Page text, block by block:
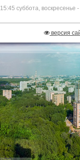
суббота, воскресенье -
версия